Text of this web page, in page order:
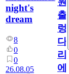
night's
dream
8
0
0
26.08.05
출
렁
다
리
에